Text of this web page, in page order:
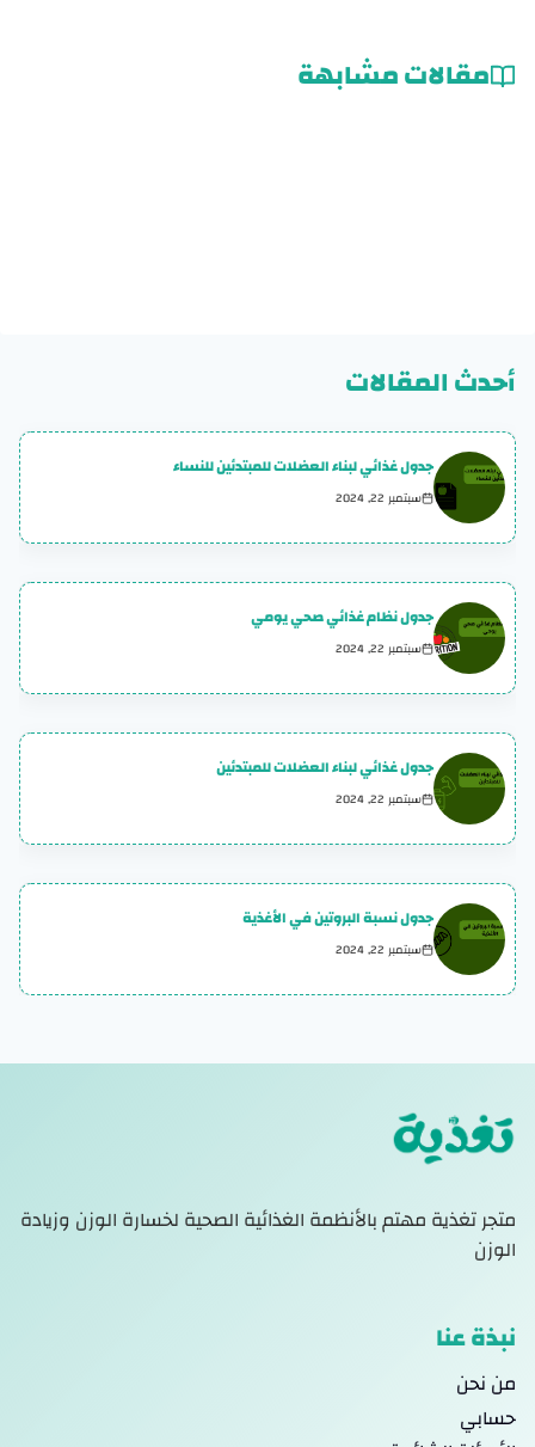
مقالات مشابهة
أحدث المقالات
جدول غذائي لبناء العضلات للمبتدئين للنساء
سبتمبر 22, 2024
جدول نظام غذائي صحي يومي
سبتمبر 22, 2024
جدول غذائي لبناء العضلات للمبتدئين
سبتمبر 22, 2024
جدول نسبة البروتين في الأغذية
سبتمبر 22, 2024
متجر تغذية مهتم بالأنظمة الغذائية الصحية لخسارة الوزن وزيادة
الوزن
نبذة عنا
من نحن
حسابي